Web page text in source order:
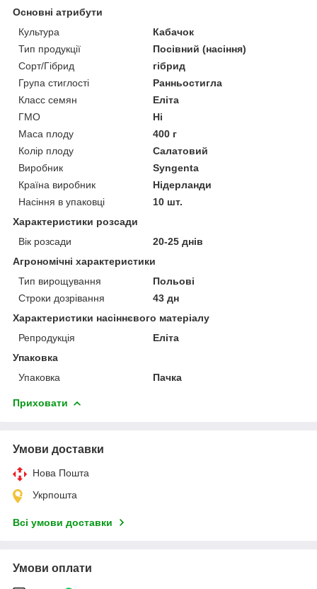
Основні атрибути
Культура
Кабачок
Тип продукції
Посівний (насіння)
Сорт/Гібрид
гібрид
Група стиглості
Ранньостигла
Класс семян
Еліта
ГМО
Ні
Маса плоду
400 г
Колір плоду
Салатовий
Виробник
Syngenta
Країна виробник
Нідерланди
Насіння в упаковці
10 шт.
Характеристики розсади
Вік розсади
20-25 днів
Агрономічні характеристики
Тип вирощування
Польові
Строки дозрівання
43 дн
Характеристики насіннєвого матеріалу
Репродукція
Еліта
Упаковка
Упаковка
Пачка
Приховати
Умови доставки
Нова Пошта
Укрпошта
Всі умови доставки
Умови оплати